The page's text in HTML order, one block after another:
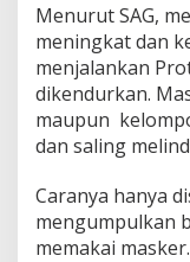
Menurut SAG,
meningkat dan
menjalankan
dikendurkan.
maupun
dan saling
Caranya hanya
mengumpulkan
memakai masker.